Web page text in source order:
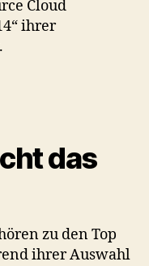
Cloud
ihrer
das
zu den Top
ihrer Auswahl